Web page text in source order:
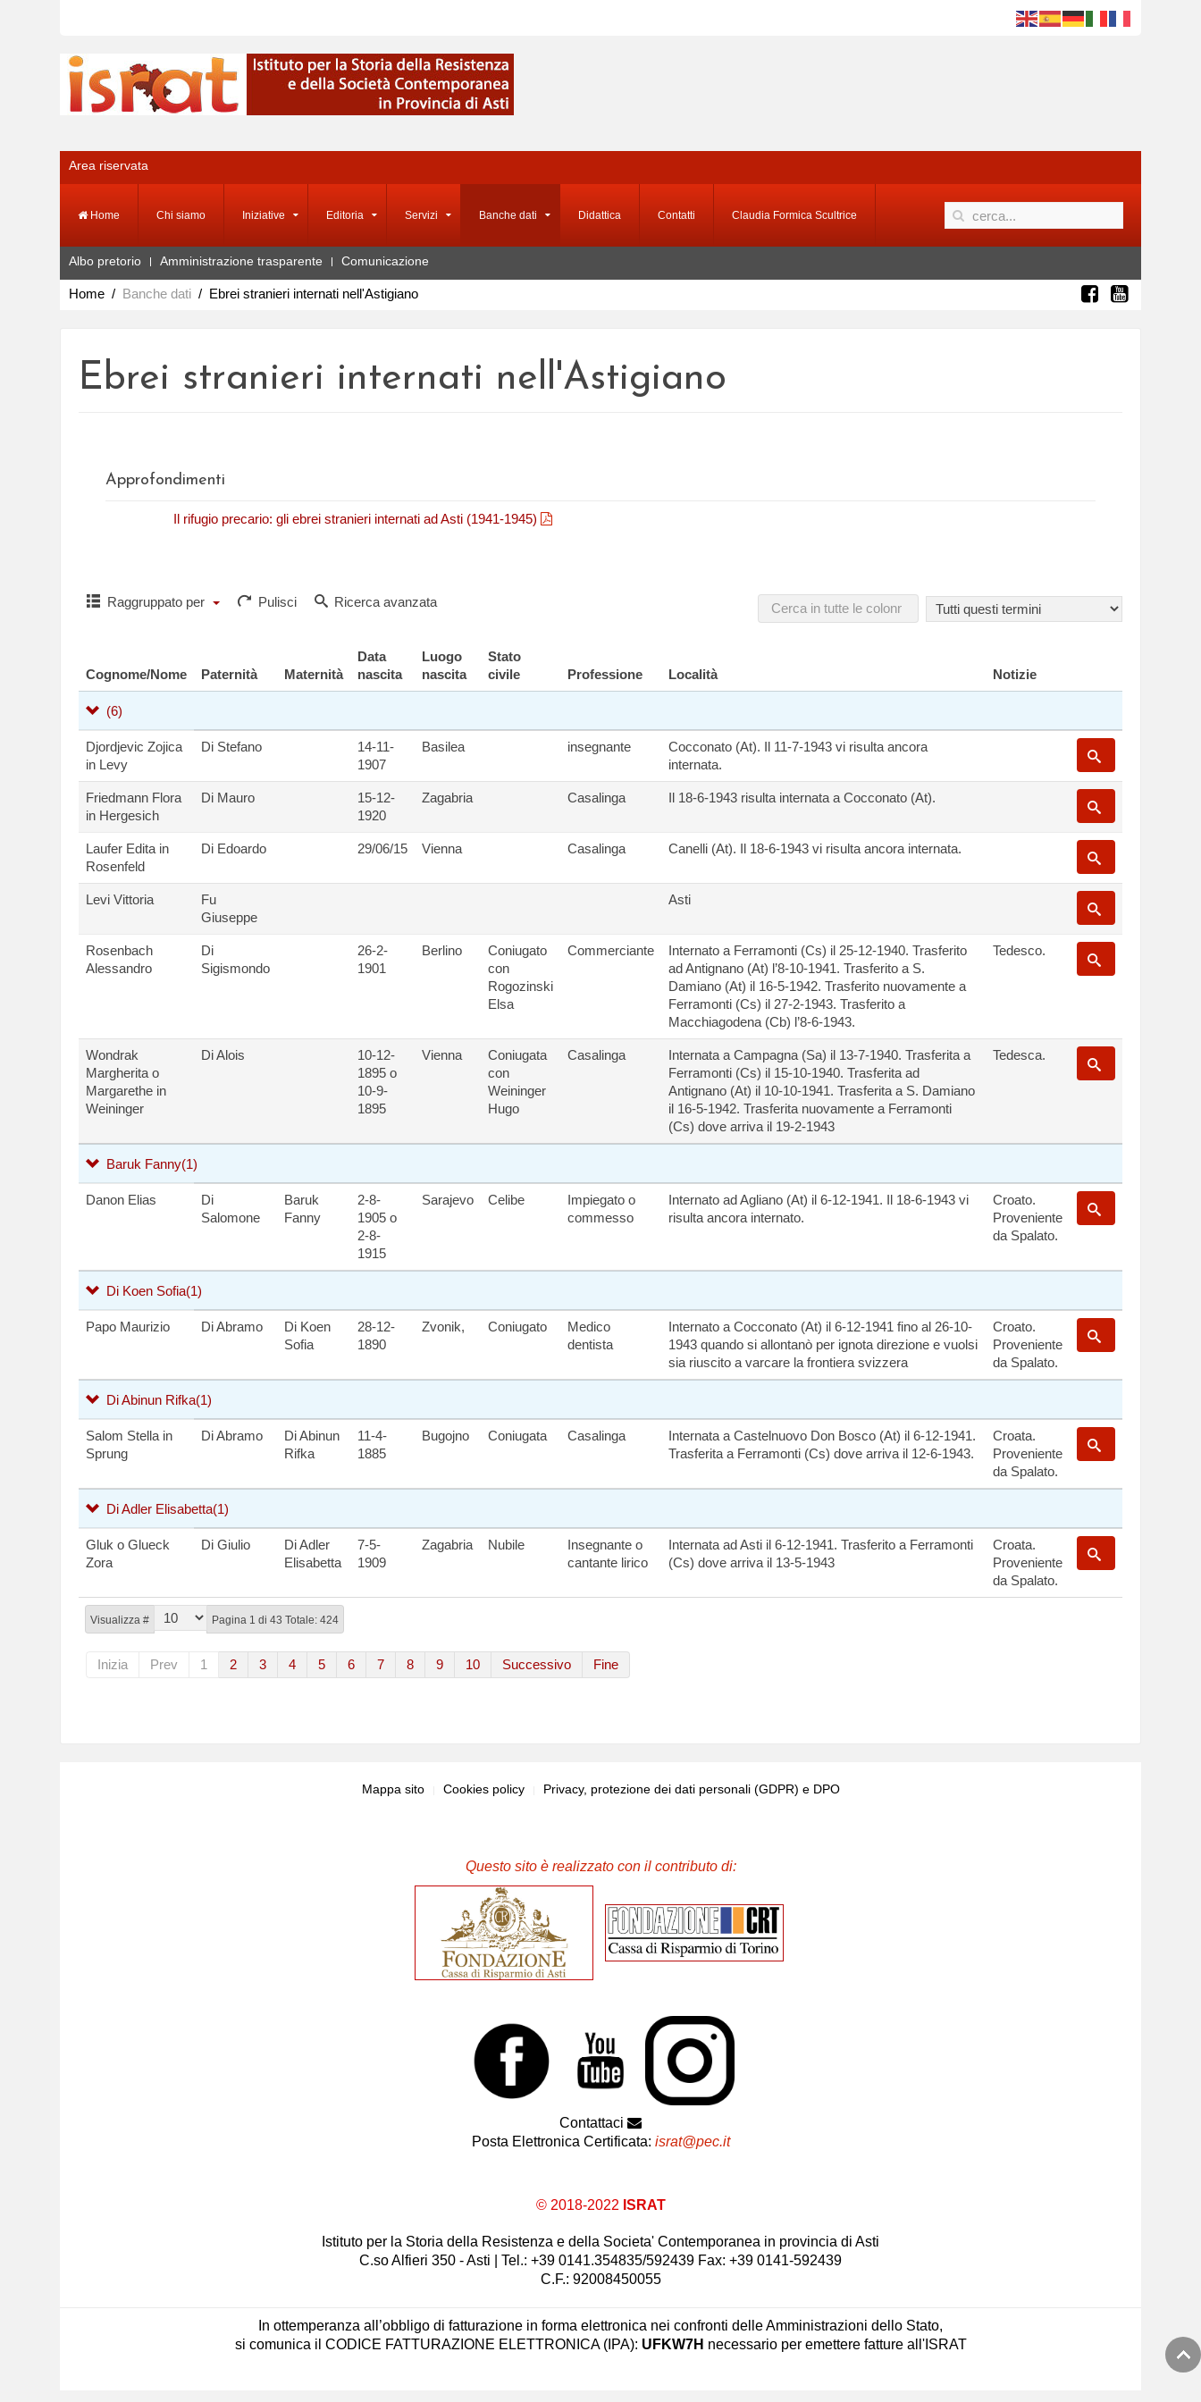
Area riservata
Home Chi siamo Iniziative Editoria Servizi Banche dati Didattica Contatti Claudia Formica Scultrice
Albo pretorio Amministrazione trasparente Comunicazione
Home Banche dati Ebrei stranieri internati nell'Astigiano
Ebrei stranieri internati nell'Astigiano
Approfondimenti
Il rifugio precario: gli ebrei stranieri internati ad Asti (1941-1945)
Raggruppato per Pulisci Ricerca avanzata
Cognome/Nome Paternità Maternità
Data
nascita
Luogo
nascita
Stato
civile
Professione Località Notizie
Visualizza # Pagina 1 di 43 Totale: 424
Inizia Prev 1 2 3 4 5 6 7 8 9 10 Successivo Fine
(6)
Djordjevic Zojica
in Levy
Di Stefano
14-11-
1907
Basilea insegnante
Cocconato (At). Il 11-7-1943 vi risulta ancora
internata.
Friedmann Flora
in Hergesich
Di Mauro
15-12-
1920
Zagabria Casalinga Il 18-6-1943 risulta internata a Cocconato (At).
Laufer Edita in
Rosenfeld
Di Edoardo 29/06/15 Vienna Casalinga Canelli (At). Il 18-6-1943 vi risulta ancora internata.
Levi Vittoria
Fu
Giuseppe
Asti
Rosenbach
Alessandro
Di
Sigismondo
26-2-
1901
Berlino
Coniugato
con
Rogozinski
Elsa
Commerciante
Internato a Ferramonti (Cs) il 25-12-1940. Trasferito
ad Antignano (At) l’8-10-1941. Trasferito a S.
Damiano (At) il 16-5-1942. Trasferito nuovamente a
Ferramonti (Cs) il 27-2-1943. Trasferito a
Macchiagodena (Cb) l’8-6-1943.
Tedesco.
Wondrak
Margherita o
Margarethe in
Weininger
Di Alois
10-12-
1895 o
10-9-
1895
Vienna
Coniugata
con
Weininger
Hugo
Casalinga
Internata a Campagna (Sa) il 13-7-1940. Trasferita a
Ferramonti (Cs) il 15-10-1940. Trasferita ad
Antignano (At) il 10-10-1941. Trasferita a S. Damiano
il 16-5-1942. Trasferita nuovamente a Ferramonti
(Cs) dove arriva il 19-2-1943
Tedesca.
Baruk Fanny(1)
Danon Elias
Di
Salomone
Baruk
Fanny
2-8-
1905 o
2-8-
1915
Sarajevo Celibe
Impiegato o
commesso
Internato ad Agliano (At) il 6-12-1941. Il 18-6-1943 vi
risulta ancora internato.
Croato.
Proveniente
da Spalato.
Di Koen Sofia(1)
Papo Maurizio Di Abramo
Di Koen
Sofia
28-12-
1890
Zvonik, Coniugato
Medico
dentista
Internato a Cocconato (At) il 6-12-1941 fino al 26-10-
1943 quando si allontanò per ignota direzione e vuolsi
sia riuscito a varcare la frontiera svizzera
Croato.
Proveniente
da Spalato.
Di Abinun Rifka(1)
Salom Stella in
Sprung
Di Abramo
Di Abinun
Rifka
11-4-
1885
Bugojno Coniugata Casalinga
Internata a Castelnuovo Don Bosco (At) il 6-12-1941.
Trasferita a Ferramonti (Cs) dove arriva il 12-6-1943.
Croata.
Proveniente
da Spalato.
Di Adler Elisabetta(1)
Gluk o Glueck
Zora
Di Giulio
Di Adler
Elisabetta
7-5-
1909
Zagabria Nubile
Insegnante o
cantante lirico
Internata ad Asti il 6-12-1941. Trasferito a Ferramonti
(Cs) dove arriva il 13-5-1943
Croata.
Proveniente
da Spalato.
Mappa sito Cookies policy Privacy, protezione dei dati personali (GDPR) e DPO
Questo sito è realizzato con il contributo di:
Contattaci
Posta Elettronica Certificata: israt@pec.it
© 2018-2022 ISRAT
Istituto per la Storia della Resistenza e della Societa' Contemporanea in provincia di Asti
C.so Alfieri 350 - Asti | Tel.: +39 0141.354835/592439 Fax: +39 0141-592439
C.F.: 92008450055
In ottemperanza all’obbligo di fatturazione in forma elettronica nei confronti delle Amministrazioni dello Stato,
si comunica il CODICE FATTURAZIONE ELETTRONICA (IPA): UFKW7H necessario per emettere fatture all'ISRAT